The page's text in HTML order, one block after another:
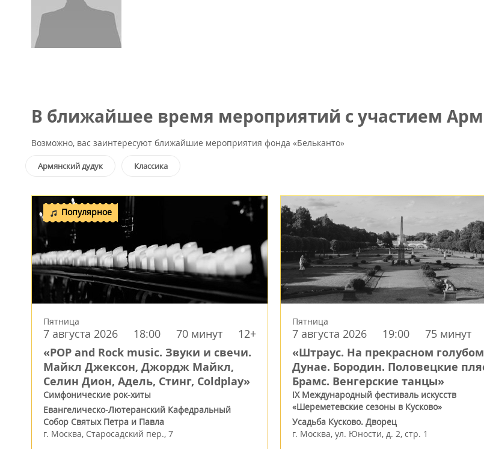
В ближайшее время мероприятий с участием
Возможно, вас заинтересуют ближайшие мероприятия фонда «Бельканто»
Армянский дудук Классика
Популярное
Пятница
7 августа 2026 18:00 70 минут 12+
«POP and Rock music. Звуки и свечи.
Майкл Джексон, Джордж Майкл,
Селин Дион, Адель, Стинг, Coldplay»
Симфонические рок-хиты
Евангелическо-Лютеранский Кафедральный
Собор Святых Петра и Павла
г. Москва, Старосадский пер., 7
Пятница
7 августа 2026 19:00 75 минут
«Штраус. На прекрасном голубом
Дунае. Бородин. Половецкие
Брамс. Венгерские танцы»
IX Международный фестиваль искусств
«Шереметевские сезоны в Кусково»
Усадьба Кусково. Дворец
г. Москва, ул. Юности, д. 2, стр. 1